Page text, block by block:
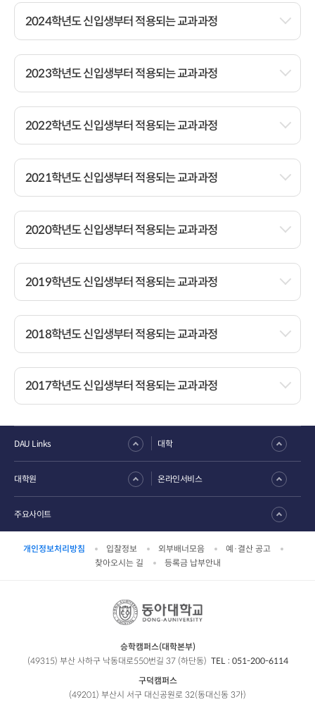
2024학년도 신입생부터 적용되는 교과과정
2023학년도 신입생부터 적용되는 교과과정
2022학년도 신입생부터 적용되는 교과과정
2021학년도 신입생부터 적용되는 교과과정
2020학년도 신입생부터 적용되는 교과과정
2019학년도 신입생부터 적용되는 교과과정
2018학년도 신입생부터 적용되는 교과과정
2017학년도 신입생부터 적용되는 교과과정
개인정보처리방침 입찰정보 외부배너모음
예·결산 공고
찾아오시는 길
등록금 납부안내
DAU Links 대학
대학원 온라인서비스
주요사이트
승학캠퍼스(대학본부)
(49315) 부산 사하구 낙동대로550번길 37 (하단동) TEL : 051-200-6114
구덕캠퍼스
(49201) 부산시 서구 대신공원로 32(동대신동 3가)